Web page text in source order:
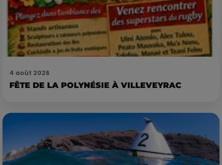
4 août 2026
FÊTE DE LA POLYNÉSIE À VILLEVEYRAC